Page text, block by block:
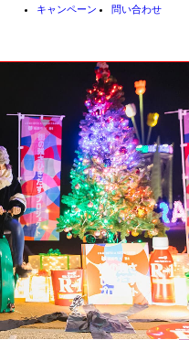
キャンペーン 問い合わせ